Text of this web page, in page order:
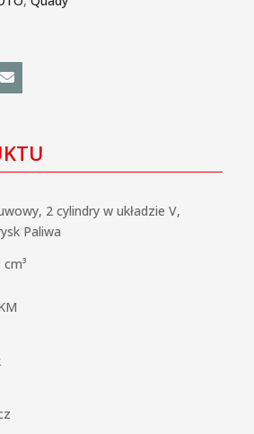
2 cylindry w układzie V,
Paliwa